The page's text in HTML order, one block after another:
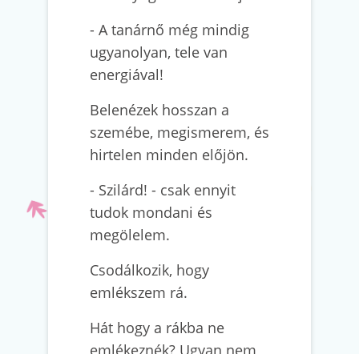
- A tanárnő még mindig
ugyanolyan, tele van
energiával!
Belenézek hosszan a
szemébe, megismerem, és
hirtelen minden előjön.
- Szilárd! - csak ennyit
tudok mondani és
megölelem.
Csodálkozik, hogy
emlékszem rá.
Hát hogy a rákba ne
emlékeznék? Ugyan nem